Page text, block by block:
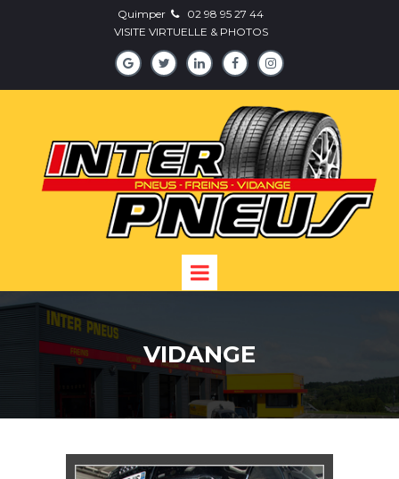
Quimper  02 98 95 27 44
VISITE VIRTUELLE & PHOTOS
    
VIDANGE